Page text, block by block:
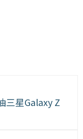
三星Galaxy Z